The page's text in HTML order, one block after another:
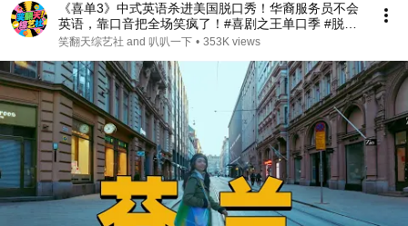
《喜单3》中式英语杀进美国脱口秀！华裔服务员不会
英语，靠口音把全场笑疯了！#喜剧之王单口季 #脱口
秀 #搞笑 #喜剧 #funny #综艺
笑翻天综艺社 and 叭叭一下 • 353K views